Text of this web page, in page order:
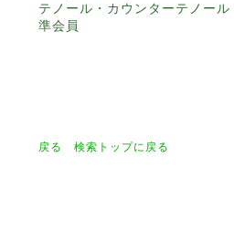
テノール・カウンターテノール
準会員
戻る 検索トップに戻る